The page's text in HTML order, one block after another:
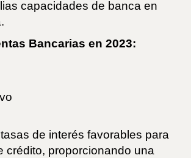
capacidades de banca en
Bancarias en 2023:
de interés favorables para
crédito, proporcionando una